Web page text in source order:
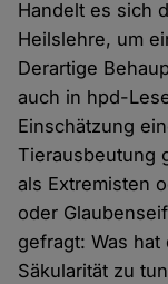
Handelt es sich
Heilslehre, um
Derartige
auch in hpd-
Einschätzung
Tierausbeutung
als Extremisten
oder
gefragt: Was hat
Säkularität zu